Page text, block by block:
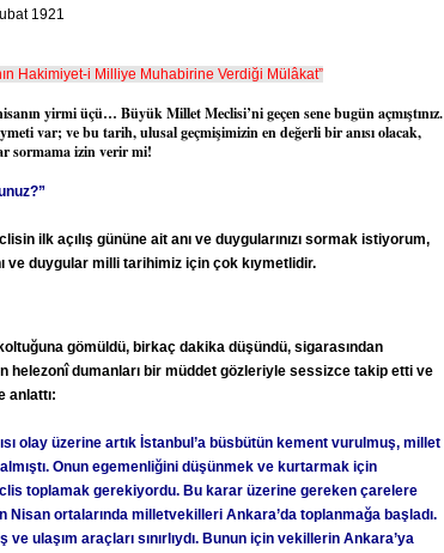
1921
Hakimiyet-i Milliye Muhabirine Verdiği Mülâkat”
yirmi üçü… Büyük Millet Meclisi’ni geçen sene bugün açmıştınız.
var; ve bu tarih, ulusal geçmişimizin en değerli bir anısı olacak,
sormama izin verir mi!
ilk açılış gününe ait anı ve duygularınızı sormak istiyorum,
ve duygular milli tarihimiz için çok kıymetlidir.
gömüldü, birkaç dakika düşündü, sigarasından
helezonî dumanları bir müddet gözleriyle sessizce takip etti ve
anlattı:
olay üzerine artık İstanbul’a büsbütün kement vurulmuş, millet
Onun egemenliğini düşünmek ve kurtarmak için
toplamak gerekiyordu. Bu karar üzerine gereken çarelere
Nisan ortalarında milletvekilleri Ankara’da toplanmağa başladı.
ulaşım araçları sınırlıydı. Bunun için vekillerin Ankara’ya